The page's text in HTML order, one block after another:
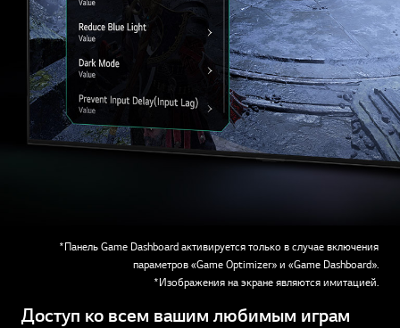
*Панель Game Dashboard активируется только в случае включения
параметров «Game Optimizer» и «Game Dashboard».
*Изображения на экране являются имитацией.
Доступ ко всем вашим любимым играм